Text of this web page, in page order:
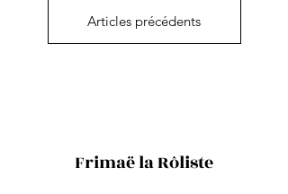
Articles précédents
Frimaë la Rôliste